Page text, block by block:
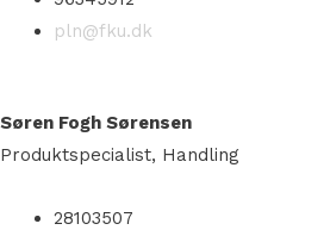
pln@fku.dk
Søren Fogh Sørensen
Produktspecialist, Handling
28103507